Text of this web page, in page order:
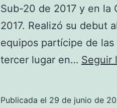
Sub-20 de 2017 y en la
2017. Realizó su debut
equipos partícipe de
tercer lugar en… Seguir
Publicada el 29 de junio de